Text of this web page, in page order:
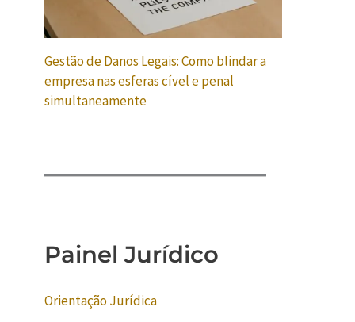
Gestão de Danos Legais: Como blindar a
empresa nas esferas cível e penal
simultaneamente
Painel Jurídico
Orientação Jurídica